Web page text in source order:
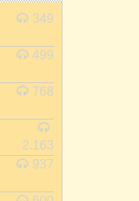
349
499
768
2.163
937